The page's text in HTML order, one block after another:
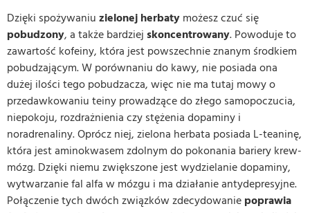
Dzięki spożywaniu zielonej herbaty możesz czuć się
pobudzony, a także bardziej skoncentrowany. Powoduje to
zawartość kofeiny, która jest powszechnie znanym środkiem
pobudzającym. W porównaniu do kawy, nie posiada ona
dużej ilości tego pobudzacza, więc nie ma tutaj mowy o
przedawkowaniu teiny prowadzące do złego samopoczucia,
niepokoju, rozdrażnienia czy stężenia dopaminy i
noradrenaliny. Oprócz niej, zielona herbata posiada L-teaninę,
która jest aminokwasem zdolnym do pokonania bariery krew-
mózg. Dzięki niemu zwiększone jest wydzielanie dopaminy,
wytwarzanie fal alfa w mózgu i ma działanie antydepresyjne.
Połączenie tych dwóch związków zdecydowanie poprawia